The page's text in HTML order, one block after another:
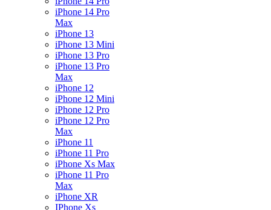
iPhone 14 Pro
Max
iPhone 13
iPhone 13 Mini
iPhone 13 Pro
iPhone 13 Pro
Max
iPhone 12
iPhone 12 Mini
iPhone 12 Pro
iPhone 12 Pro
Max
iPhone 11
iPhone 11 Pro
iPhone Xs Max
iPhone 11 Pro
Max
iPhone XR
IPhone Xs